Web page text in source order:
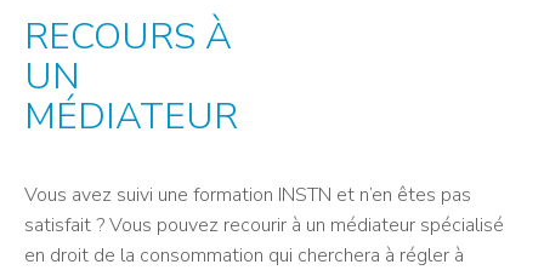
RECOURS À
UN
MÉDIATEUR
Vous avez suivi une formation INSTN et n’en êtes pas
satisfait ? Vous pouvez recourir à un médiateur spécialisé
en droit de la consommation qui cherchera à régler à